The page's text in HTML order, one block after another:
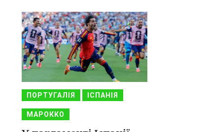
ПОРТУГАЛІЯ ІСПАНІЯ
МАРОККО